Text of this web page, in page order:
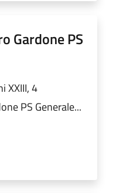
Gardone PS
XXIII, 4
PS Generale...